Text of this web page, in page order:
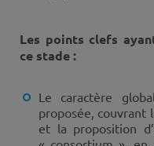
Les points clefs
ce stade :
Le caractère
proposée, couvrant
et la proposition